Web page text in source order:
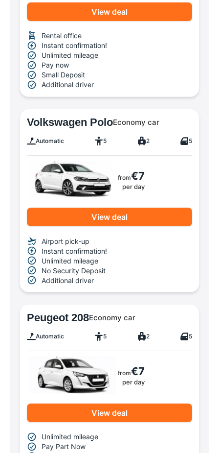
View deal
Rental office
Instant confirmation!
Unlimited mileage
Pay now
Small Deposit
Additional driver
Volkswagen PoloEconomy car
Automatic 5 2 5
from€7
per day
View deal
Airport pick-up
Instant confirmation!
Unlimited mileage
No Security Deposit
Additional driver
Peugeot 208Economy car
Automatic 5 2 5
from€7
per day
View deal
Unlimited mileage
Pay Part Now